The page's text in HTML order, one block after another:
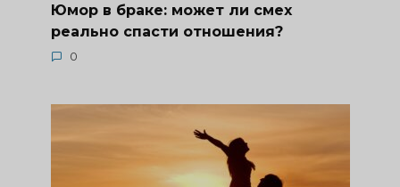
Юмор в браке: может ли смех
реально спасти отношения?
0